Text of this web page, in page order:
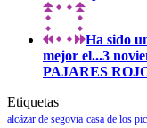
Ha sido
mejor el...3
PAJARES
Etiquetas
alcázar de segovia casa de los